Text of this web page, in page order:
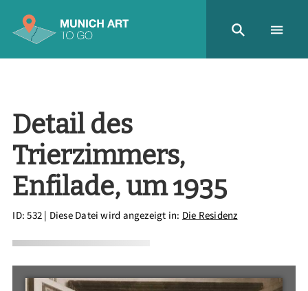
Detail des
Trierzimmers,
Enfilade, um 1935
ID: 532| Diese Datei wird angezeigt in: Die Residenz